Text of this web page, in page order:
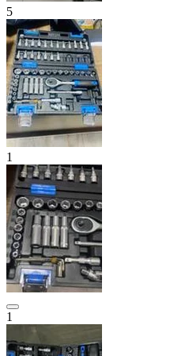
5
1
1